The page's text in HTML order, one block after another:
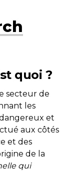
quoi ?
secteur de
les
et
aux côtés
et des
de la
qui